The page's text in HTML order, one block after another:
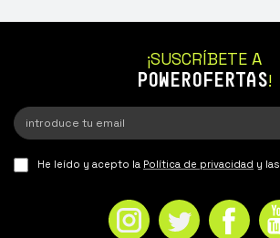
¡SUSCRÍBETE A
POWEROFERTAS!
He leído y acepto la Política de privacidad y las